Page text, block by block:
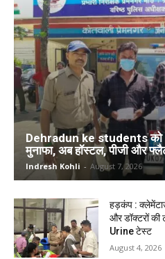
Dehradun ke students को
मुनाफा, अब हॉस्टल, पीजी और
Indresh Kohli - August 7, 2026
हड़कंप :
और डॉक्टरों की
Urine टेस्ट
August 4, 2026